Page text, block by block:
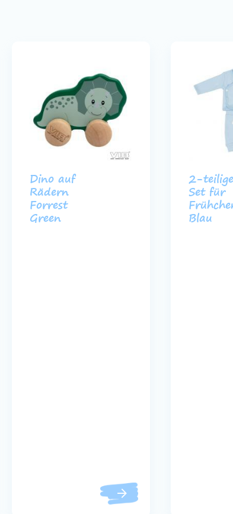
Dino auf
Rädern
Forrest
Green
2-teilige
Set für
Blau